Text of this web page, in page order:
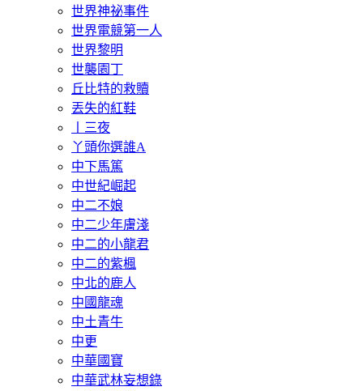
世界神祕事件
世界電競第一人
世界黎明
世襲園丁
丘比特的救贖
丟失的紅鞋
丨三夜
丫頭你選誰A
中下馬篤
中世紀崛起
中二不娘
中二少年膚淺
中二的小龍君
中二的紫楓
中北的鹿人
中國龍魂
中土青牛
中更
中華國寶
中華武林妄想錄